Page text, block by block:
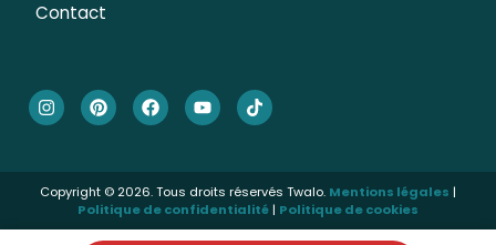
Contact
Copyright © 2026. Tous droits réservés Twalo. Mentions légales |
Politique de confidentialité| Politique de cookies